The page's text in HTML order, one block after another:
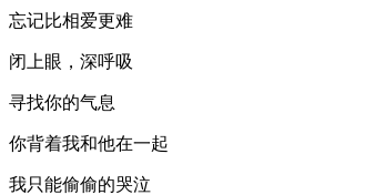
忘记比相爱更难
闭上眼，深呼吸
寻找你的气息
你背着我和他在一起
我只能偷偷的哭泣